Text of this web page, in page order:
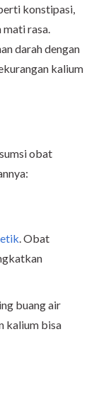
konstipasi,
mati rasa.
darah dengan
kalium
obat
. Obat
buang air
kalium bisa